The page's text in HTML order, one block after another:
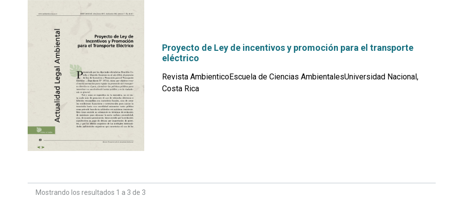
Proyecto de Ley de incentivos y promoción para el transporte
eléctrico
Revista AmbienticoEscuela de Ciencias AmbientalesUniversidad Nacional,
Costa Rica
Mostrando los resultados 1 a 3 de 3